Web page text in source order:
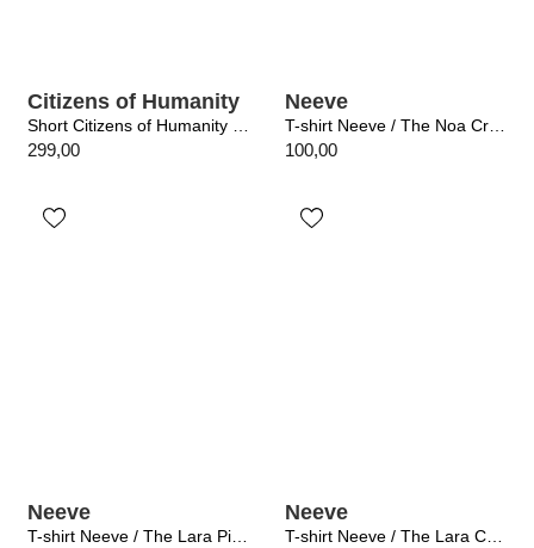
Citizens of Humanity
Short Citizens of Humanity / Brynn Drawstring Short Ritual
299,00
Neeve
T-shirt Neeve / The Noa Crispy White
100,00
Neeve
T-shirt Neeve / The Lara Pitch Black
Neeve